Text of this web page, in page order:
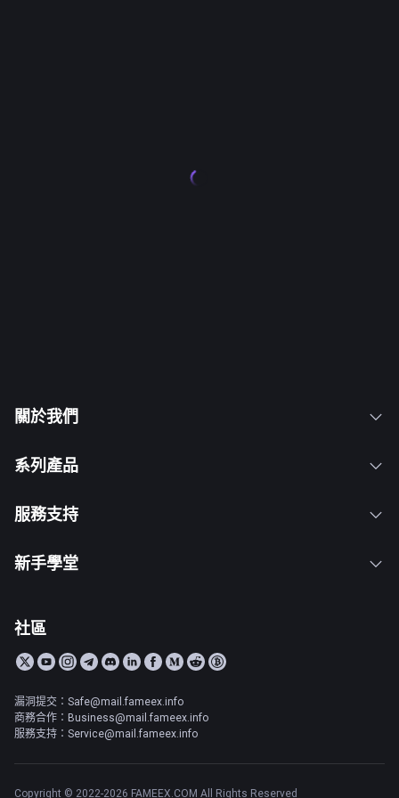
關於我們
系列產品
服務支持
新手學堂
社區
漏洞提交：Safe@mail.fameex.info
商務合作：Business@mail.fameex.info
服務支持：Service@mail.fameex.info
Copyright © 2022-2026 FAMEEX.COM All Rights Reserved